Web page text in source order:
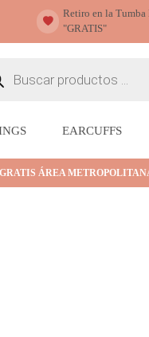
Retiro en la Tumba
"GRATIS"
EARCUFFS
ÁREA